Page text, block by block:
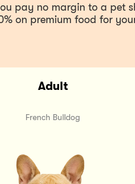
pay no margin to a pet
on premium food for
Adult
French Bulldog